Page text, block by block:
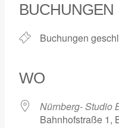
BUCHUNGEN
Buchungen
WO
Nürnberg- Studio
Bahnhofstraße 1,